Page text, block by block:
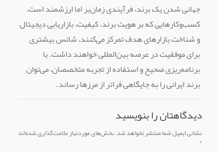
جهانی شدن یک برند، فرآیندی زمان‌بر اما ارزشمند است.
کسب‌وکارهایی که بر هویت برند، کیفیت، بازاریابی دیجیتال
و شناخت بازارهای هدف تمرکز می‌کنند، شانس بیشتری
برای موفقیت در عرصه بین‌المللی خواهند داشت. با
برنامه‌ریزی صحیح و استفاده از تجربه متخصصان، می‌توان
برند ایرانی را به جایگاهی فراتر از مرزها رساند.
دیدگاهتان را بنویسید
نشانی ایمیل شما منتشر نخواهد شد.بخش‌های موردنیاز علامت‌گذاری شده‌اند
*